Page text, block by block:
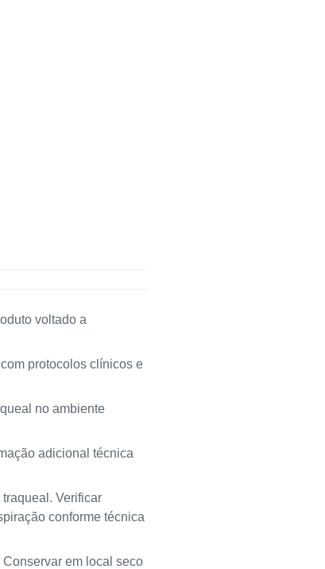
voltado a
protocolos clínicos e
no ambiente
adicional técnica
Verificar
conforme técnica
em local seco